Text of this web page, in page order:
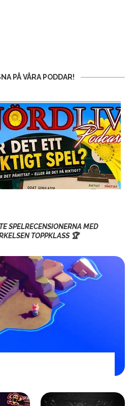
PÅ VÅRA PODDAR!
SPELRECENSIONERNA MED
TOPPKLASS 🏆